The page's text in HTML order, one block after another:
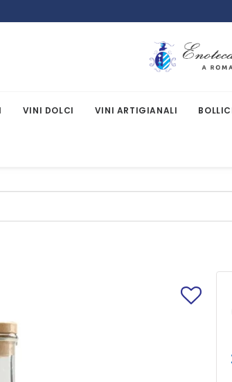
VINI DOLCI VINI ARTIGIANALI